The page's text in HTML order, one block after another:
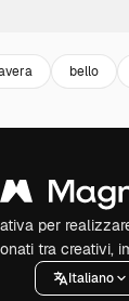
bello
per
tra creativi,
Italiano